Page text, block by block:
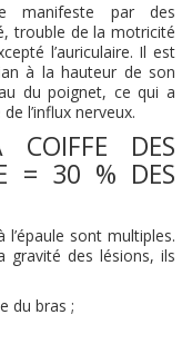
manifeste par des
trouble de la motricité
l’auriculaire. Il est
à la hauteur de son
du poignet, ce qui a
l’influx nerveux.
DES
= 30 % DES
sont multiples.
gravité des lésions, ils
du bras ;